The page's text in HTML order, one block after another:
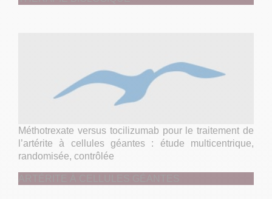
Méthotrexate versus tocilizumab pour le traitement de
l’artérite à cellules géantes : étude multicentrique,
randomisée, contrôlée